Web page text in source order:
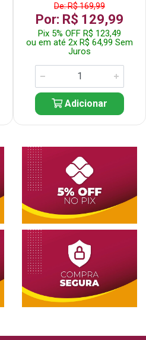
De: R$ 169,99
Por: R$ 129,99
Pix 5% OFF R$ 123,49
ou em até 2x R$ 64,99 Sem
Juros
Adicionar